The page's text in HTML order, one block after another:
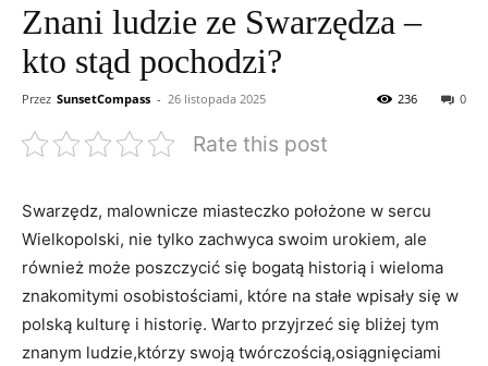
Znani ludzie ze Swarzędza –
kto stąd pochodzi?
Przez SunsetCompass - 26 listopada 2025 0
236
Rate this post
Swarzędz, malownicze miasteczko położone w sercu
Wielkopolski, nie tylko zachwyca swoim urokiem, ale
również może poszczycić się bogatą historią i wieloma
znakomitymi osobistościami, które na stałe wpisały się w
polską kulturę i historię. Warto przyjrzeć się bliżej tym
znanym ludzie,którzy swoją twórczością,osiągnięciami